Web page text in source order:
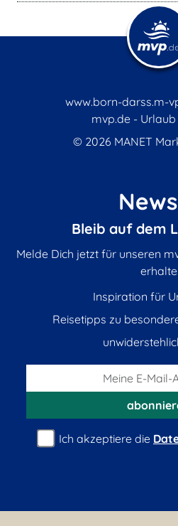
www.born-darss.m-
mvp.de - Urlaub
© 2026 MANET
Bleib auf dem
Melde Dich jetzt für unseren
erhalte
Inspiration für
Reisetipps zu
Ich akzeptiere die